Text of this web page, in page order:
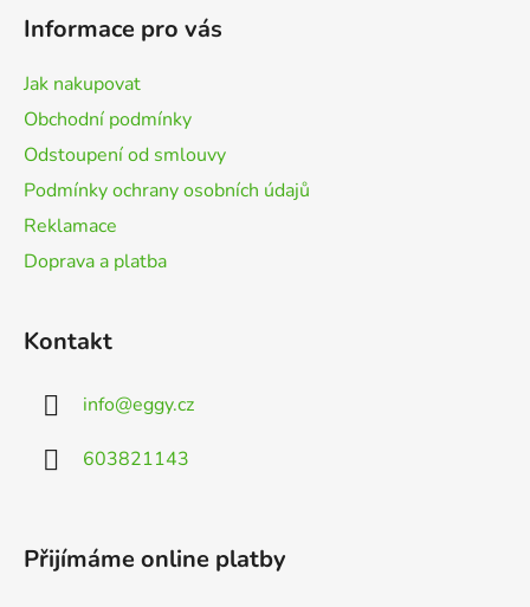
Informace pro vás
Jak nakupovat
Obchodní podmínky
Odstoupení od smlouvy
Podmínky ochrany osobních údajů
Reklamace
Doprava a platba
Kontakt
info@eggy.cz
603821143
Přijímáme online platby